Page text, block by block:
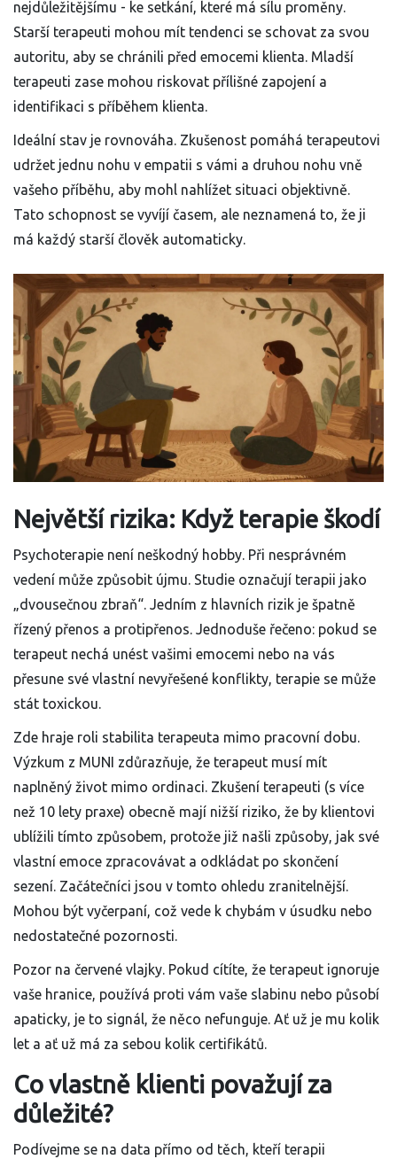
nejdůležitějšímu - ke setkání, které má sílu proměny.
Starší terapeuti mohou mít tendenci se schovat za svou
autoritu, aby se chránili před emocemi klienta. Mladší
terapeuti zase mohou riskovat přílišné zapojení a
identifikaci s příběhem klienta.
Ideální stav je rovnováha. Zkušenost pomáhá terapeutovi
udržet jednu nohu v empatii s vámi a druhou nohu vně
vašeho příběhu, aby mohl nahlížet situaci objektivně.
Tato schopnost se vyvíjí časem, ale neznamená to, že ji
má každý starší člověk automaticky.
Největší rizika: Když terapie škodí
Psychoterapie není neškodný hobby. Při nesprávném
vedení může způsobit újmu. Studie označují terapii jako
„dvousečnou zbraň“. Jedním z hlavních rizik je špatně
řízený přenos a protipřenos. Jednoduše řečeno: pokud se
terapeut nechá unést vašimi emocemi nebo na vás
přesune své vlastní nevyřešené konflikty, terapie se může
stát toxickou.
Zde hraje roli stabilita terapeuta mimo pracovní dobu.
Výzkum z MUNI zdůrazňuje, že terapeut musí mít
naplněný život mimo ordinaci. Zkušení terapeuti (s více
než 10 lety praxe) obecně mají nižší riziko, že by klientovi
ublížili tímto způsobem, protože již našli způsoby, jak své
vlastní emoce zpracovávat a odkládat po skončení
sezení. Začátečníci jsou v tomto ohledu zranitelnější.
Mohou být vyčerpaní, což vede k chybám v úsudku nebo
nedostatečné pozornosti.
Pozor na červené vlajky. Pokud cítíte, že terapeut ignoruje
vaše hranice, používá proti vám vaše slabinu nebo působí
apaticky, je to signál, že něco nefunguje. Ať už je mu kolik
let a ať už má za sebou kolik certifikátů.
Co vlastně klienti považují za
důležité?
Podívejme se na data přímo od těch, kteří terapii